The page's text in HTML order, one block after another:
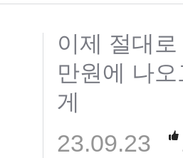
이제 절대
만원에 나
게
23.09.23